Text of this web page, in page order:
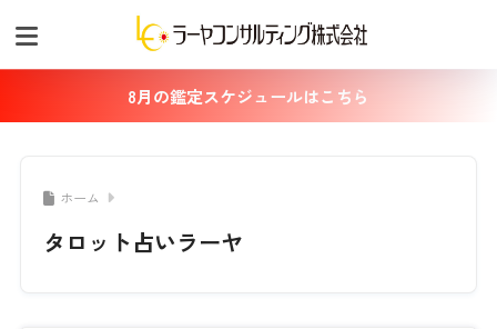
8月の鑑定スケジュールはこちら
ホーム
タロット占いラーヤ